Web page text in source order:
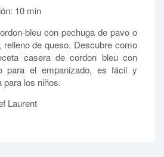
10 min
bleu con pechuga de pavo o
relleno de queso. Descubre como
casera de cordon bleu con
para el empanizado, es fácil y
para los niños.
Laurent